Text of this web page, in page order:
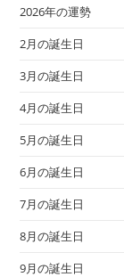
2026年の運勢
2月の誕生日
3月の誕生日
4月の誕生日
5月の誕生日
6月の誕生日
7月の誕生日
8月の誕生日
9月の誕生日